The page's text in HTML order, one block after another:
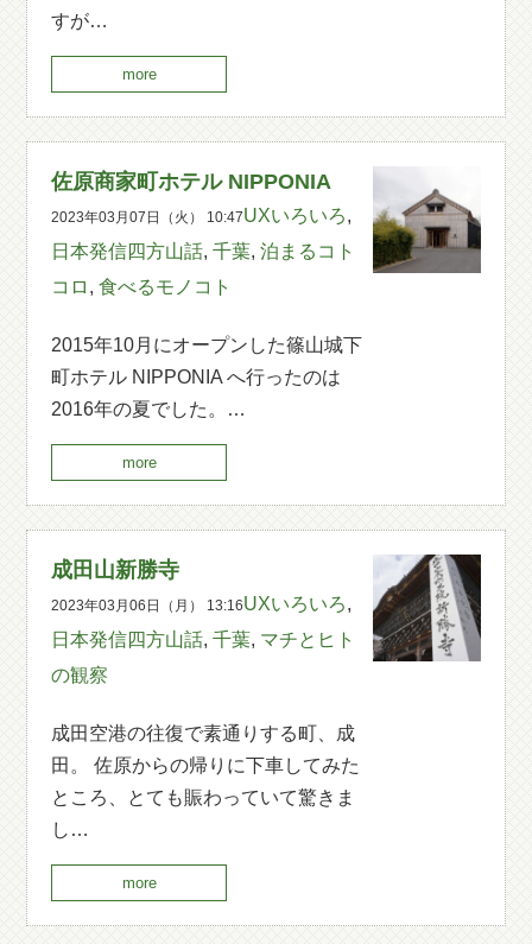
すが…
more
佐原商家町ホテル NIPPONIA
2023年03月07日（火） 10:47UXいろいろ,
日本発信四方山話,千葉,泊まるコト
コロ ,食べるモノコト
2015年10月にオープンした篠山城下
町ホテル NIPPONIA へ行ったのは
2016年の夏でした。…
more
成田山新勝寺
2023年03月06日（月） 13:16UXいろいろ,
日本発信四方山話,千葉, マチとヒト
の観察
成田空港の往復で素通りする町、成
田。 佐原からの帰りに下車してみた
ところ、とても賑わっていて驚きま
し…
more